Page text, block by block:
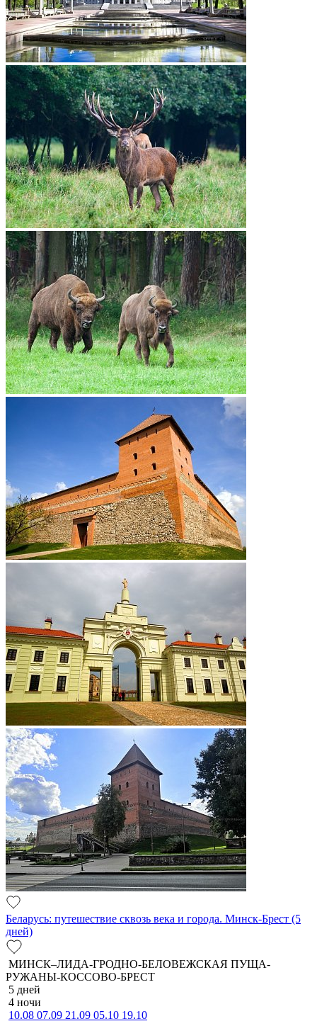
Беларусь: путешествие сквозь века и города. Минск-Брест (5
дней)
МИНСК–ЛИДА-ГРОДНО-БЕЛОВЕЖСКАЯ ПУЩА-
РУЖАНЫ-КОССОВО-БРЕСТ
5 дней
4 ночи
10.08 07.09 21.09 05.10 19.10